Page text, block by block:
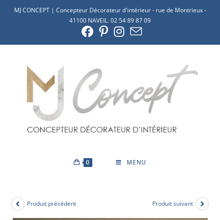
MJ CONCEPT | Concepteur Décorateur d'intérieur - rue de Montrieux -
41100 NAVEIL. 02 54 89 87 09
0 MENU
Produit précédent Produit suivant